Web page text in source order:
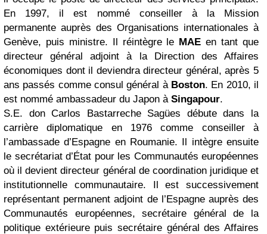
En 1997, il est nommé conseiller à la Mission
permanente auprès des Organisations internationales à
Genève, puis ministre. Il réintègre le MAE en tant que
directeur général adjoint à la Direction des Affaires
économiques dont il deviendra directeur général, après 5
ans passés comme consul général à Boston. En 2010, il
est nommé ambassadeur du Japon à Singapour.
S.E. don Carlos Bastarreche Sagües débute dans la
carrière diplomatique en 1976 comme conseiller à
l’ambassade d’Espagne en Roumanie. Il intègre ensuite
le secrétariat d’État pour les Communautés européennes
où il devient directeur général de coordination juridique et
institutionnelle communautaire. Il est successivement
représentant permanent adjoint de l’Espagne auprès des
Communautés européennes, secrétaire général de la
politique extérieure puis secrétaire général des Affaires